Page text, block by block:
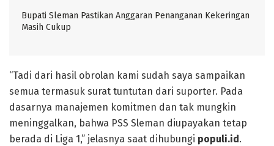
Bupati Sleman Pastikan Anggaran Penanganan Kekeringan
Masih Cukup
“Tadi dari hasil obrolan kami sudah saya sampaikan
semua termasuk surat tuntutan dari suporter. Pada
dasarnya manajemen komitmen dan tak mungkin
meninggalkan, bahwa PSS Sleman diupayakan tetap
berada di Liga 1,” jelasnya saat dihubungi populi.id .